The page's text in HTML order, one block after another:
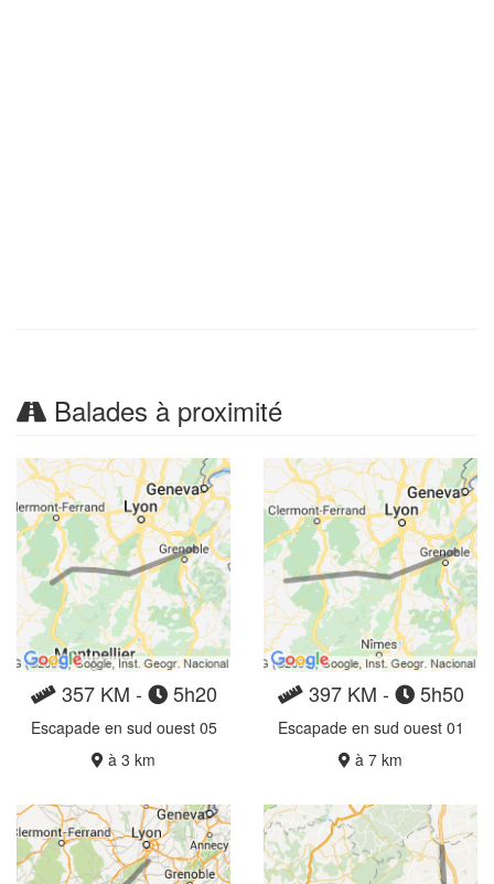
Balades à proximité
357 KM - 5h20
Escapade en sud ouest 05
à 3 km
397 KM - 5h50
Escapade en sud ouest 01
à 7 km